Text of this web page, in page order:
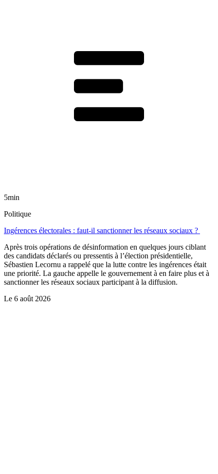
5min
Politique
Ingérences électorales : faut-il sanctionner les réseaux sociaux ?
Après trois opérations de désinformation en quelques jours ciblant
des candidats déclarés ou pressentis à l’élection présidentielle,
Sébastien Lecornu a rappelé que la lutte contre les ingérences était
une priorité. La gauche appelle le gouvernement à en faire plus et à
sanctionner les réseaux sociaux participant à la diffusion.
Le 6 août 2026